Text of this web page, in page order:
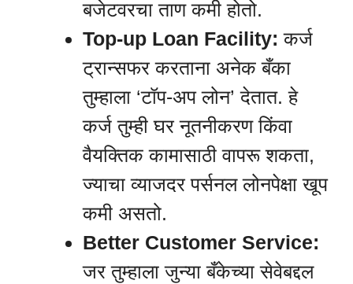
बजेटवरचा ताण कमी होतो.
Top-up Loan Facility: कर्ज
ट्रान्सफर करताना अनेक बँका
तुम्हाला ‘टॉप-अप लोन’ देतात. हे
कर्ज तुम्ही घर नूतनीकरण किंवा
वैयक्तिक कामासाठी वापरू शकता,
ज्याचा व्याजदर पर्सनल लोनपेक्षा खूप
कमी असतो.
Better Customer Service:
जर तुम्हाला जुन्या बँकेच्या सेवेबद्दल